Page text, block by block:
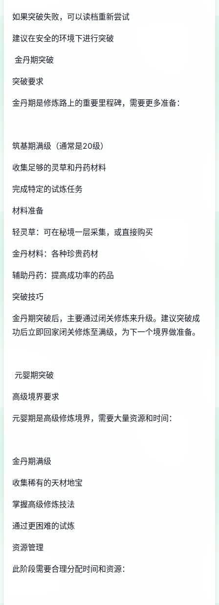
如果突破失败，可以读档重新尝试
建议在安全的环境下进行突破
金丹期突破
突破要求
金丹期是修炼路上的重要里程碑，需要更多准备：
筑基期满级（通常是20级）
收集足够的灵草和丹药材料
完成特定的试炼任务
材料准备
轻灵草：可在秘境一层采集，或直接购买
金丹材料：各种珍贵药材
辅助丹药：提高成功率的药品
突破技巧
金丹期突破后，主要通过闭关修炼来升级。建议突破成
功后立即回家闭关修炼至满级，为下一个境界做准备。
元婴期突破
高级境界要求
元婴期是高级修炼境界，需要大量资源和时间：
金丹期满级
收集稀有的天材地宝
掌握高级修炼技法
通过更困难的试炼
资源管理
此阶段需要合理分配时间和资源：